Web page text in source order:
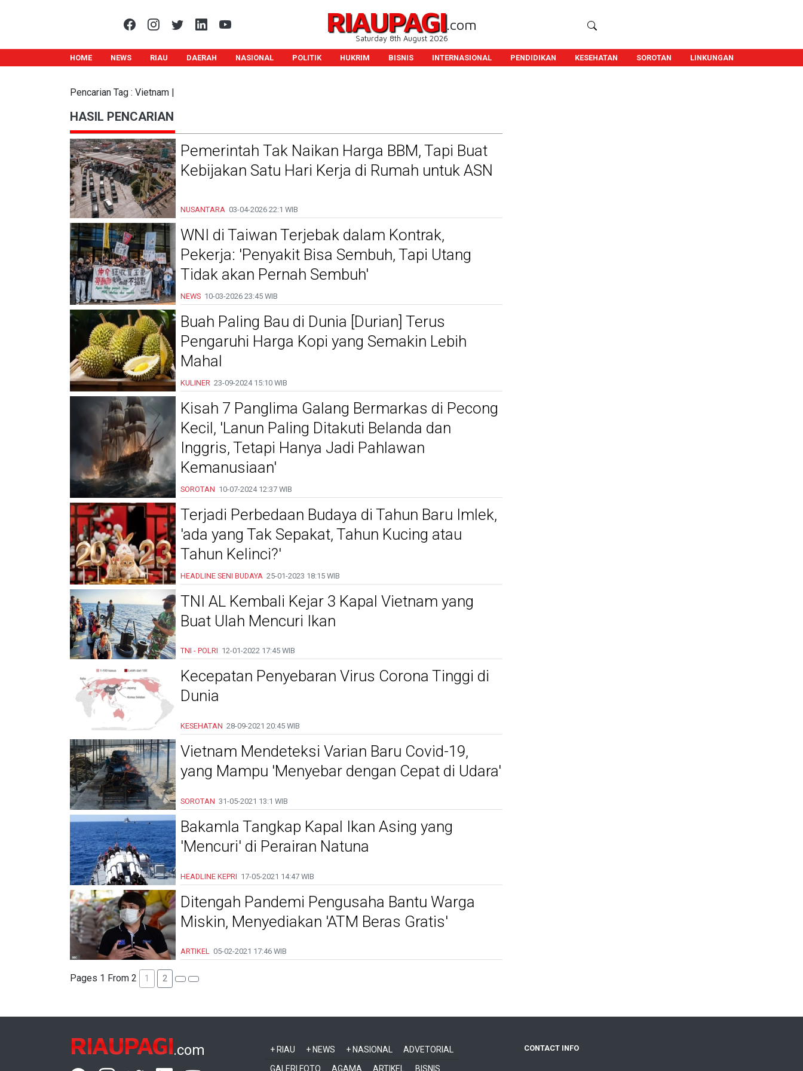
RIAUPAGI.com
Saturday 8th August 2026
HOME NEWS RIAU DAERAH NASIONAL POLITIK HUKRIM BISNIS INTERNASIONAL PENDIDIKAN KESEHATAN SOROTAN LINKUNGAN
Pencarian Tag : Vietnam |
HASIL PENCARIAN
Pemerintah Tak Naikan Harga BBM, Tapi Buat
Kebijakan Satu Hari Kerja di Rumah untuk ASN
NUSANTARA 03-04-2026 22:1 WIB
WNI di Taiwan Terjebak dalam Kontrak,
Pekerja: 'Penyakit Bisa Sembuh, Tapi Utang
Tidak akan Pernah Sembuh'
NEWS 10-03-2026 23:45 WIB
Buah Paling Bau di Dunia [Durian] Terus
Pengaruhi Harga Kopi yang Semakin Lebih
Mahal
KULINER 23-09-202415:10 WIB
Kisah 7 Panglima Galang Bermarkas di Pecong
Kecil, 'Lanun Paling Ditakuti Belanda dan
Inggris, Tetapi Hanya Jadi Pahlawan
Kemanusiaan'
SOROTAN 10-07-202412:37 WIB
Terjadi Perbedaan Budaya di Tahun Baru Imlek,
'ada yang Tak Sepakat, Tahun Kucing atau
Tahun Kelinci?'
HEADLINE SENI BUDAYA 25-01-2023 18:15 WIB
TNI AL Kembali Kejar 3 Kapal Vietnam yang
Buat Ulah Mencuri Ikan
TNI - POLRI 12-01-2022 17:45 WIB
Kecepatan Penyebaran Virus Corona Tinggi di
Dunia
KESEHATAN 28-09-2021 20:45 WIB
Vietnam Mendeteksi Varian Baru Covid-19,
yang Mampu 'Menyebar dengan Cepat di Udara'
SOROTAN 31-05-2021 13:1 WIB
Bakamla Tangkap Kapal Ikan Asing yang
'Mencuri' di Perairan Natuna
HEADLINE KEPRI 17-05-2021 14:47 WIB
Ditengah Pandemi Pengusaha Bantu Warga
Miskin, Menyediakan 'ATM Beras Gratis'
ARTIKEL 05-02-2021 17:46 WIB
Pages 1 From 2 1 2
RIAUPAGI.com + RIAU + NEWS + NASIONAL
ADVETORIAL
GALERI FOTO
AGAMA ARTIKEL BISNIS
CONTACT INFO